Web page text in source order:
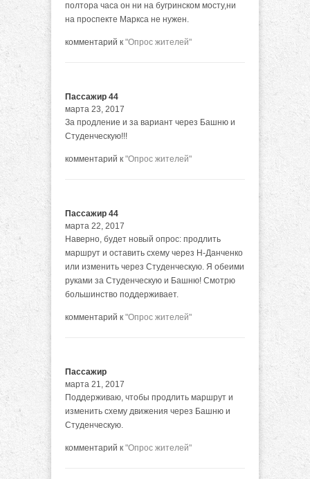
полтора часа он ни на бугринском мосту,ни
на проспекте Маркса не нужен.
комментарий к "Опрос жителей"
Пассажир 44
марта 23, 2017
За продление и за вариант через Башню и
Студенческую!!!
комментарий к "Опрос жителей"
Пассажир 44
марта 22, 2017
Наверно, будет новый опрос: продлить
маршрут и оставить схему через Н-Данченко
или изменить через Студенческую. Я обеими
руками за Студенческую и Башню! Смотрю
большинство поддерживает.
комментарий к "Опрос жителей"
Пассажир
марта 21, 2017
Поддерживаю, чтобы продлить маршрут и
изменить схему движения через Башню и
Студенческую.
комментарий к "Опрос жителей"